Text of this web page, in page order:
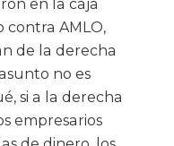
en la caja
contra AMLO,
de la derecha
no es
si a la derecha
empresarios